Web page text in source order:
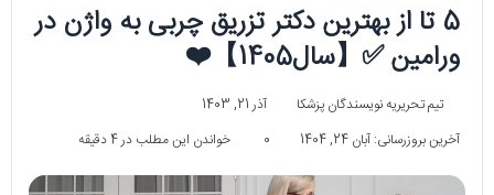
5 تا از بهترین دکتر تزریق چربی به واژن در
ورامین ✅【سال1405】❤️
تیم تحریریه نویسندگان پزشکا
آذر 21, 1403
آخرین بروزرسانی: آبان 24, 1404
0 خواندن این مطلب در 4 دقیقه